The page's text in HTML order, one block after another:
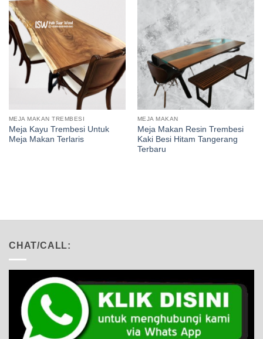
MEJA MAKAN TREMBESI
Meja Kayu Trembesi Untuk
Meja Makan Terlaris
MEJA MAKAN
Meja Makan Resin Trembesi
Kaki Besi Hitam Tangerang
Terbaru
CHAT/CALL: